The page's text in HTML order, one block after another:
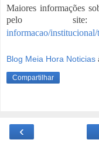
Maiores informações
pelo
informacao/
Blog Meia Hora Noticias
Compartilhar
‹